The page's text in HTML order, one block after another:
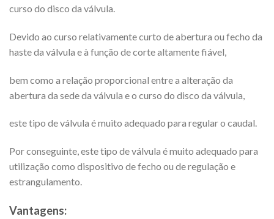
curso do disco da válvula.
Devido ao curso relativamente curto de abertura ou fecho da
haste da válvula e à função de corte altamente fiável,
bem como a relação proporcional entre a alteração da
abertura da sede da válvula e o curso do disco da válvula,
este tipo de válvula é muito adequado para regular o caudal.
Por conseguinte, este tipo de válvula é muito adequado para
utilização como dispositivo de fecho ou de regulação e
estrangulamento.
Vantagens: